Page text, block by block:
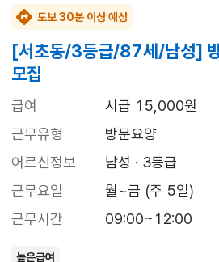
도보 30분 이상 예상
[서초동/3등급/87세/남성]
모집
급여
시급 15,000원
근무유형
방문요양
어르신정보
남성 · 3등급
근무요일
월~금 (주 5일)
근무시간
09:00~12:00
높은급여